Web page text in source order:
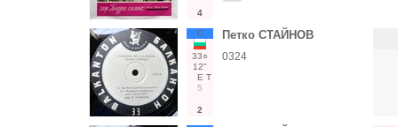
4
С
33○
12"
Е Т
5
2
Петко СТАЙНОВ
0324